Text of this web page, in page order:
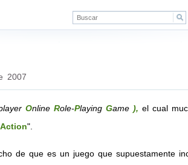
2007
Online Role-Playing Game ), el cual
".
de que es un juego que supuestamente